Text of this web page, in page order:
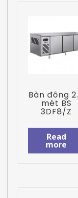
Bàn đông
mét BS
3DF8/Z
Read
more